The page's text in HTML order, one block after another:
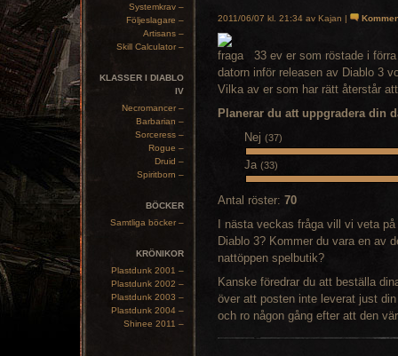
Systemkrav –
Följeslagare –
Artisans –
Skill Calculator –
KLASSER I DIABLO
IV
Necromancer –
Barbarian –
Sorceress –
Rogue –
Druid –
Spiritborn –
BÖCKER
Samtliga böcker –
KRÖNIKOR
Plastdunk 2001 –
Plastdunk 2002 –
Plastdunk 2003 –
Plastdunk 2004 –
Shinee 2011 –
2011/06/07 kl. 21:34 av Kajan |
33 ev er som röstade i
datorn inför releasen av Diablo 3
Vilka av er som har rätt återstår
Planerar du att uppgradera din
Nej (37)
Ja (33)
Antal röster: 70
I nästa veckas fråga vill vi veta
Diablo 3? Kommer du vara en av
nattöppen spelbutik?
Kanske föredrar du att beställa
över att posten inte leverat just
och ro någon gång efter att den